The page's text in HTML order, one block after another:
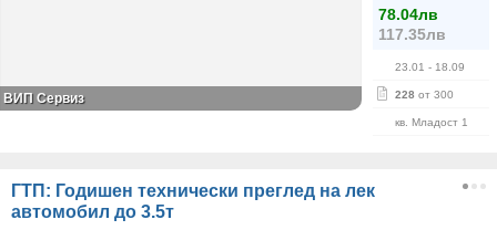
78.04лв
117.35лв
23.01 - 18.09
228 от 300
кв. Младост 1
ВИП Сервиз
ГТП: Годишен технически преглед на лек
автомобил до 3.5т